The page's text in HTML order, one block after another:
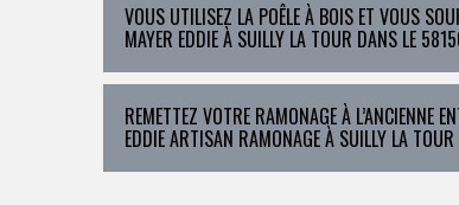
VOUS UTILISEZ LA POÊLE À BOIS ET VOUS
MAYER EDDIE À SUILLY LA TOUR DANS LE
REMETTEZ VOTRE RAMONAGE À L’ANCIENNE
EDDIE ARTISAN RAMONAGE À SUILLY LA